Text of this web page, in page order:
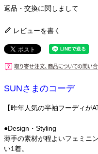
返品・交換に関しまして
レビューを書く
SUNさまのコーデ
【昨年人気の半袖フーディが
●Design・Styling
薄手の素材が程よいフェミニ
い1着。